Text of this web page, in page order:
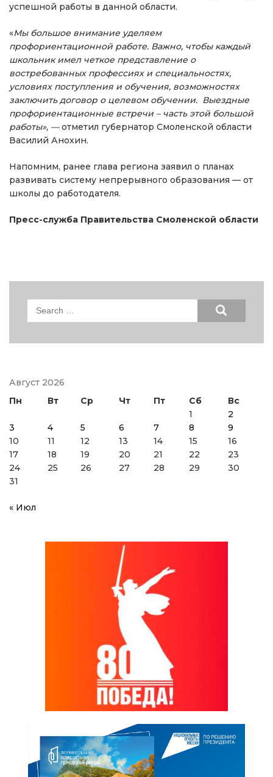
успешной работы в данной области.
«Мы большое внимание уделяем
профориентационной работе. Важно, чтобы каждый
школьник имел четкое представление о
востребованных профессиях и специальностях,
условиях поступления и обучения, возможностях
заключить договор о целевом обучении. Выездные
профориентационные встречи – часть этой большой
работы», —отметил губернатор Смоленской области
Василий Анохин.
Напомним, ранее глава региона заявил о планах
развивать систему непрерывного образования — от
школы до работодателя.
Пресс-служба Правительства Смоленской области
Search
Август 2026
Пн
Вт Ср Чт Пт Сб
Вс
1
2
3
4 5 6 7 8
9
10
11 12 13 14 15
16
17
18 19 20 21 22
23
24
25 26 27 28 29
30
31
« Июл